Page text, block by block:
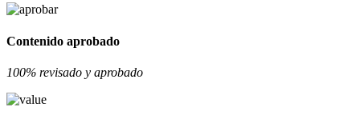
Contenido aprobado
100% revisado y aprobado